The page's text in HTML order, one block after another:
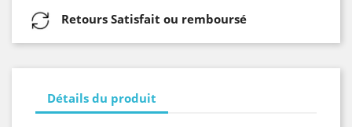
Retours Satisfait ou remboursé
Détails du produit